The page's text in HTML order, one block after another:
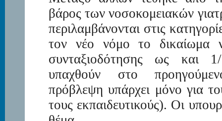
βάρος των νοσοκομειακών
περιλαμβάνονται στις
τον νέο νόμο το δικαίωμα
συνταξιοδότησης ως και
υπαχθούν στο
πρόβλεψη υπάρχει μόνο για
τους εκπαιδευτικούς). Οι